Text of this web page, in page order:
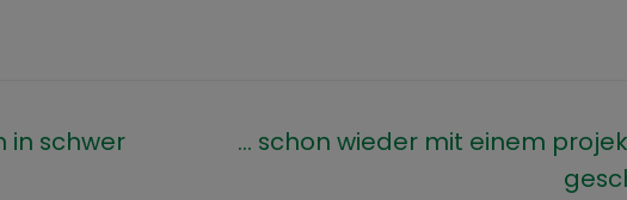
in schwer
… schon wieder mit einem